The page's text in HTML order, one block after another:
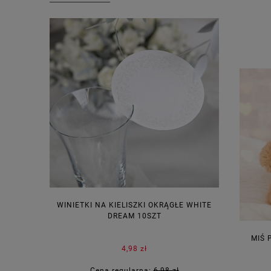
WINIETKI NA KIELISZKI OKRĄGŁE WHITE
DREAM 10SZT
4,98 zł
MIŚ